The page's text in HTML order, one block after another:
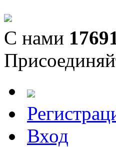
С нами
Вход